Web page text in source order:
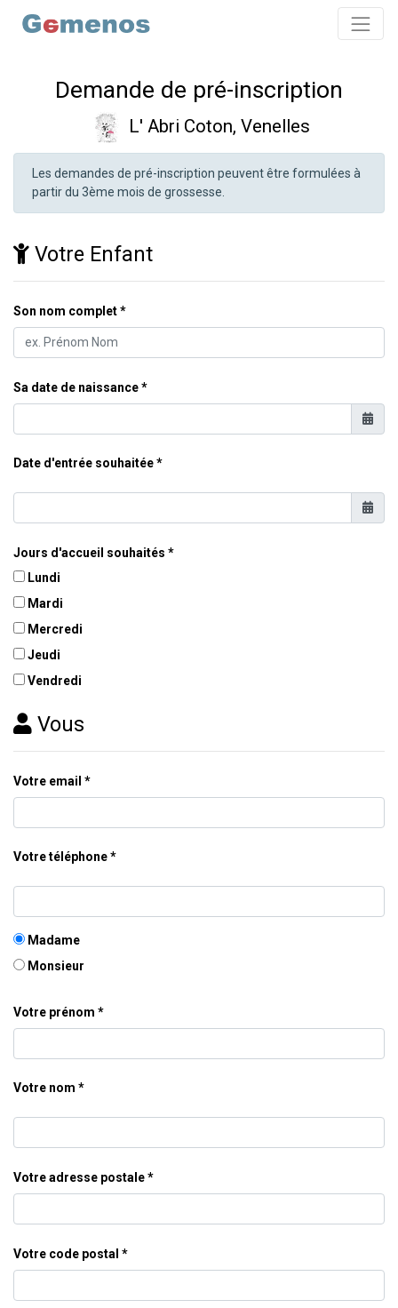
Demande de pré-inscription
L' Abri Coton, Venelles
Les demandes de pré-inscription peuvent être formulées à
partir du 3ème mois de grossesse.
Votre Enfant
Son nom complet
Sa date de naissance
Date d'entrée souhaitée
Jours d'accueil souhaités
Lundi
Mardi
Mercredi
Jeudi
Vendredi
Vous
Votre email
Votre téléphone
Madame
Monsieur
Votre prénom
Votre nom
Votre adresse postale
Votre code postal